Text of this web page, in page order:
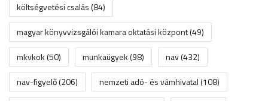
költségvetési csalás(84)
magyar könyvvizsgálói kamara oktatási központ(49)
mkvkok(50) munkaügyek(98) nav(432)
nav-figyelő(206) nemzeti adó- és vámhivatal(108)